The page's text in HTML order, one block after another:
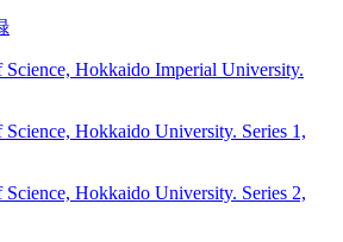
Science, Hokkaido Imperial University.
Hokkaido University. Series 1,
Hokkaido University. Series 2,